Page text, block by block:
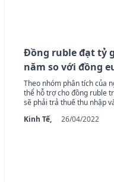
Đồng ruble đạt tỷ
năm so với đồng
Theo nhóm phân tích của
thể hỗ trợ cho đồng ruble
sẽ phải trả thuế thu nhập
Kinh Tế,
26/04/2022